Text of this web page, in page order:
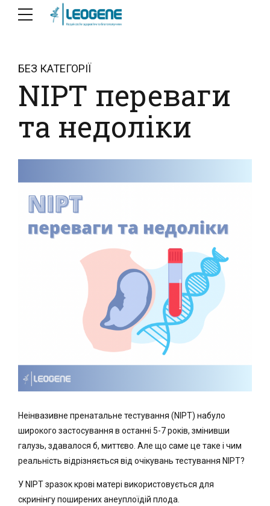
БЕЗ КАТЕГОРІЇ
NIPT переваги
та недоліки
Неінвазивне пренатальне тестування (NIPT) набуло
широкого застосування в останні 5-7 років, змінивши
галузь, здавалося б, миттєво. Але що саме це таке і чим
реальність відрізняється від очікувань тестування NIPT?
У NIPT зразок крові матері використовується для
скринінгу поширених анеуплоїдій плода.